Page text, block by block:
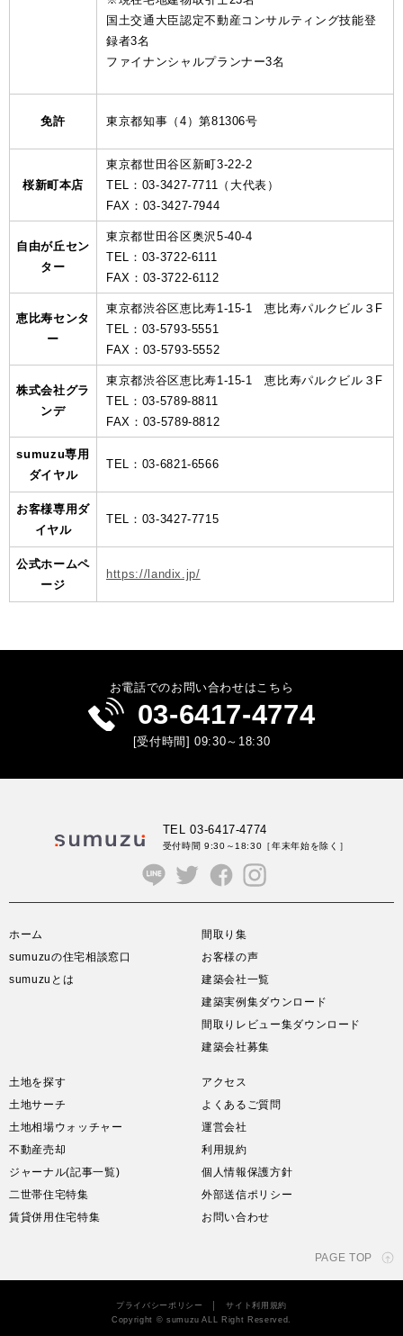
国土交通大臣認定不動産コンサルティング技能登
録者3名
ファイナンシャルプランナー3名
免許 東京都知事（4）第81306号
桜新町本店
東京都世田谷区新町3-22-2
TEL：03-3427-7711（大代表）
FAX：03-3427-7944
自由が丘セン
ター
東京都世田谷区奥沢5-40-4
TEL：03-3722-6111
FAX：03-3722-6112
恵比寿センタ
ー
東京都渋谷区恵比寿1-15-1 恵比寿パルクビル３F
TEL：03-5793-5551
FAX：03-5793-5552
株式会社グラ
ンデ
東京都渋谷区恵比寿1-15-1 恵比寿パルクビル３F
TEL：03-5789-8811
FAX：03-5789-8812
sumuzu専用
ダイヤル
TEL：03-6821-6566
お客様専用ダ
イヤル
TEL：03-3427-7715
公式ホームペ
ージ
https://landix.jp/
お電話でのお問い合わせはこちら
03-6417-4774
[受付時間] 09:30～18:30
TEL 03-6417-4774
受付時間 9:30～18:30 ［年末年始を除く］
ホーム
sumuzuの住宅相談窓口
sumuzuとは
間取り集
お客様の声
建築会社一覧
建築実例集ダウンロード
間取りレビュー集ダウンロード
建築会社募集
土地を探す
土地サーチ
土地相場ウォッチャー
不動産売却
ジャーナル(記事一覧)
二世帯住宅特集
賃貸併用住宅特集
アクセス
よくあるご質問
運営会社
利用規約
個人情報保護方針
外部送信ポリシー
お問い合わせ
PAGE TOP
プライバシーポリシー │サイト利用規約
Copyright © sumuzu ALL Right Reserved.